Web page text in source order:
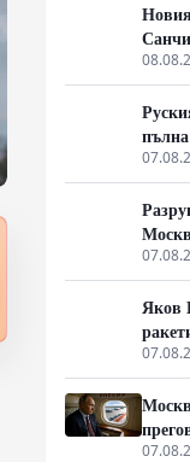
2027
Яков
Русия